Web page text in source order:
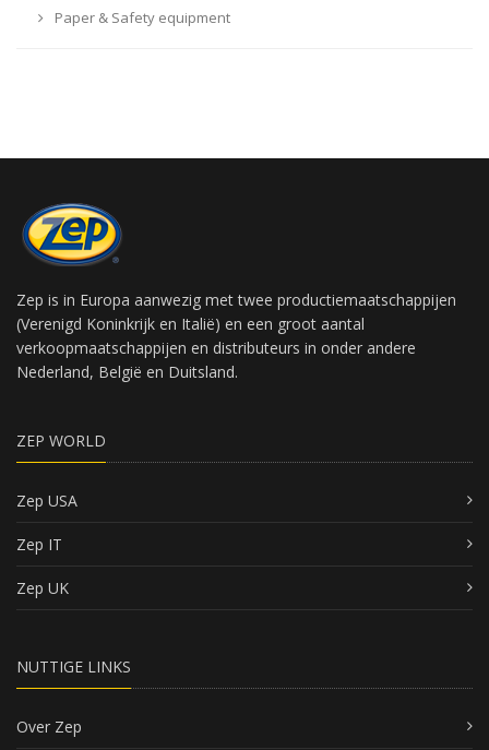
Paper & Safety equipment
Zep is in Europa aanwezig met twee productiemaatschappijen
(Verenigd Koninkrijk en Italië) en een groot aantal
verkoopmaatschappijen en distributeurs in onder andere
Nederland, België en Duitsland.
ZEP WORLD
Zep USA
Zep IT
Zep UK
NUTTIGE LINKS
Over Zep